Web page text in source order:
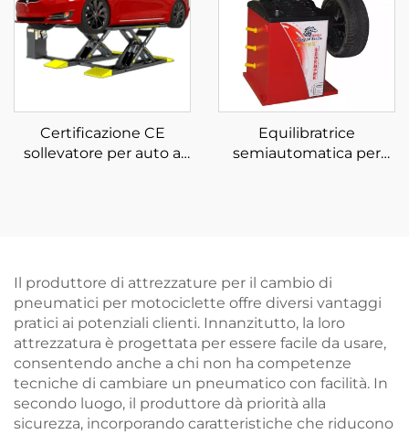
Certificazione CE
sollevatore per auto a
Equilibratrice
semiautomatica per
Il produttore di attrezzature per il cambio di
pneumatici per motociclette offre diversi vantaggi
pratici ai potenziali clienti. Innanzitutto, la loro
attrezzatura è progettata per essere facile da usare,
consentendo anche a chi non ha competenze
tecniche di cambiare un pneumatico con facilità. In
secondo luogo, il produttore dà priorità alla
sicurezza, incorporando caratteristiche che riducono